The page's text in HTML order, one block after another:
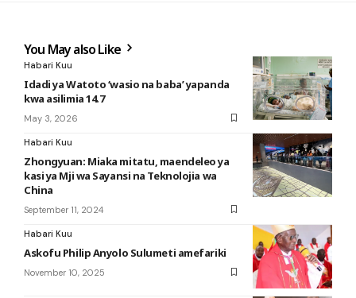
You May also Like
Habari Kuu
Idadi ya Watoto ‘wasio na baba’ yapanda
kwa asilimia 14.7
May 3, 2026
Habari Kuu
Zhongyuan: Miaka mitatu, maendeleo ya
kasi ya Mji wa Sayansi na Teknolojia wa
China
September 11, 2024
Habari Kuu
Askofu Philip Anyolo Sulumeti amefariki
November 10, 2025